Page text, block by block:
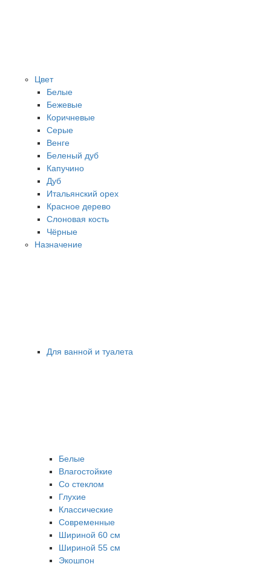
Цвет
Белые
Бежевые
Коричневые
Серые
Венге
Беленый дуб
Капучино
Дуб
Итальянский орех
Красное дерево
Слоновая кость
Чёрные
Назначение
Для ванной и туалета
Белые
Влагостойкие
Со стеклом
Глухие
Классические
Современные
Шириной 60 см
Шириной 55 см
Экошпон